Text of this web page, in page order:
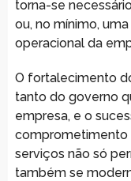
torna-se
ou, no mínimo,
operacional da
O fortalecimento
tanto do governo
empresa, e o
comprometimento
serviços não só
também se